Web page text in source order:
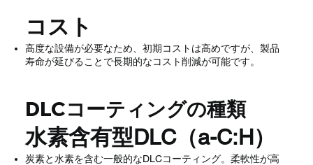
コスト
高度な設備が必要なため、初期コストは高めですが、製品
寿命が延びることで長期的なコスト削減が可能です。
DLCコーティングの種類
水素含有型DLC（a-C:H）
炭素と水素を含む一般的なDLCコーティング。柔軟性が高